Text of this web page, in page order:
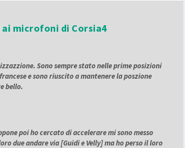
microfoni di Corsia4
Sono sempre stato nelle prime posizioni
e sono riuscito a mantenere la poszione
bello.
poi ho cercato di accelerare mi sono messo
due andare via [Guidi e Velly] ma ho perso il loro